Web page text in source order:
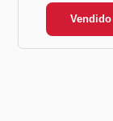
Vendido